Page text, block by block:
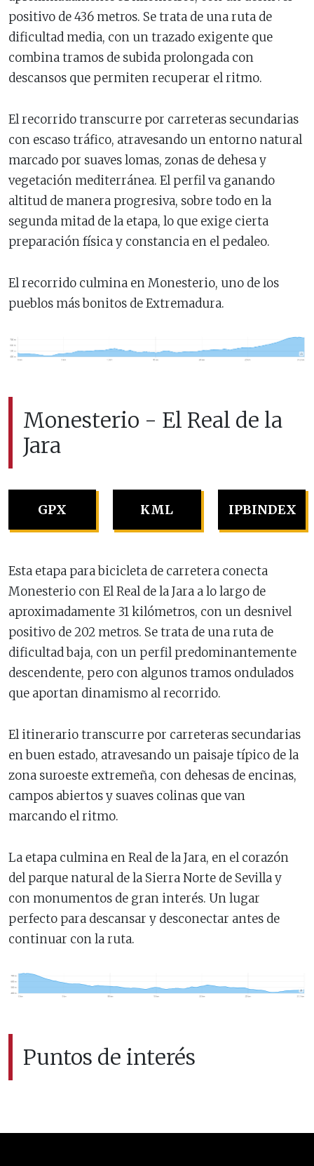
positivo de 436 metros. Se trata de una ruta de
dificultad media, con un trazado exigente que
combina tramos de subida prolongada con
descansos que permiten recuperar el ritmo.
El recorrido transcurre por carreteras secundarias
con escaso tráfico, atravesando un entorno natural
marcado por suaves lomas, zonas de dehesa y
vegetación mediterránea. El perfil va ganando
altitud de manera progresiva, sobre todo en la
segunda mitad de la etapa, lo que exige cierta
preparación física y constancia en el pedaleo.
El recorrido culmina en Monesterio, uno de los
pueblos más bonitos de Extremadura.
Monesterio - El Real de la
Jara
GPX KML IPBINDEX
Esta etapa para bicicleta de carretera conecta
Monesterio con El Real de la Jara a lo largo de
aproximadamente 31 kilómetros, con un desnivel
positivo de 202 metros. Se trata de una ruta de
dificultad baja, con un perfil predominantemente
descendente, pero con algunos tramos ondulados
que aportan dinamismo al recorrido.
El itinerario transcurre por carreteras secundarias
en buen estado, atravesando un paisaje típico de la
zona suroeste extremeña, con dehesas de encinas,
campos abiertos y suaves colinas que van
marcando el ritmo.
La etapa culmina en Real de la Jara, en el corazón
del parque natural de la Sierra Norte de Sevilla y
con monumentos de gran interés. Un lugar
perfecto para descansar y desconectar antes de
continuar con la ruta.
Puntos de interés